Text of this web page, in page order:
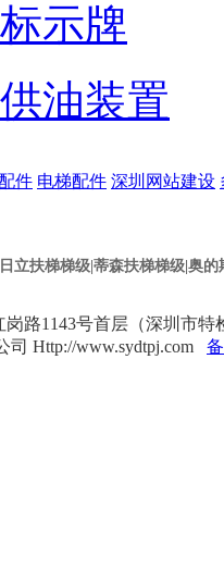
示牌
油装置
件 电梯配件 深圳网站建设
立扶梯梯级 |蒂森扶梯梯级 |奥
路1143号首层（深圳市
Http://www.sydtpj.com